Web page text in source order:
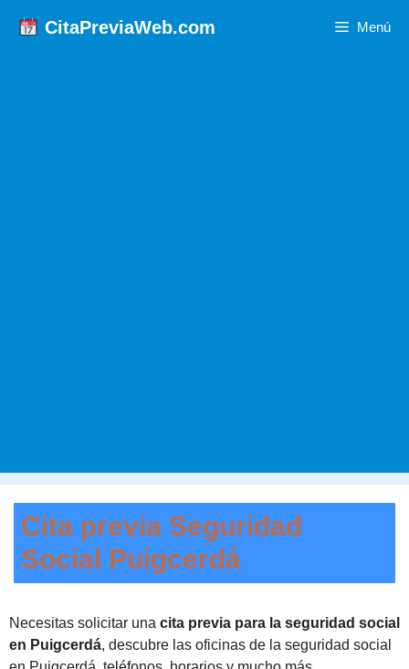
CitaPreviaWeb.com Menú
Cita previa Seguridad
Social Puigcerdá
Necesitas solicitar una cita previa para la seguridad social
en Puigcerdá, descubre las oficinas de la seguridad social